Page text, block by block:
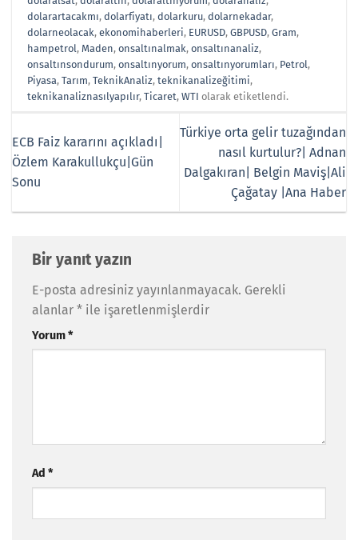
dolarartacakmı,dolarfiyatı,dolarkuru,dolarnekadar,
dolarneolacak,ekonomihaberleri, EURUSD,GBPUSD,Gram,
hampetrol,Maden,onsaltınalmak,onsaltınanaliz,
onsaltınsondurum,onsaltınyorum,onsaltınyorumları, Petrol,
Piyasa,Tarım,TeknikAnaliz,teknikanalizeğitimi,
teknikanaliznasılyapılır,Ticaret,WTI olarak etiketlendi.
ECB Faiz kararını açıkladı|
Özlem Karakullukçu|Gün
Sonu
Türkiye orta gelir tuzağından
nasıl kurtulur?| Adnan
Dalgakıran| Belgin Maviş|Ali
Çağatay |Ana Haber
Bir yanıt yazın
E-posta adresiniz yayınlanmayacak. Gerekli
alanlar * ile işaretlenmişlerdir
Yorum*
Ad *